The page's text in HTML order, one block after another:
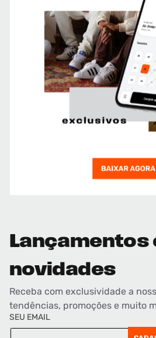
Lançamentos
novidades
Receba com exclusividade a
tendências, promoções e muito
SEU EMAIL